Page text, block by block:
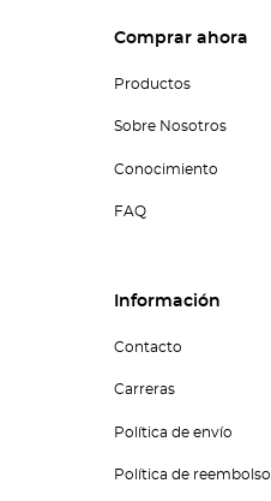
Comprar ahora
Productos
Sobre Nosotros
Conocimiento
FAQ
Información
Contacto
Carreras
Política de envío
Política de reembolso